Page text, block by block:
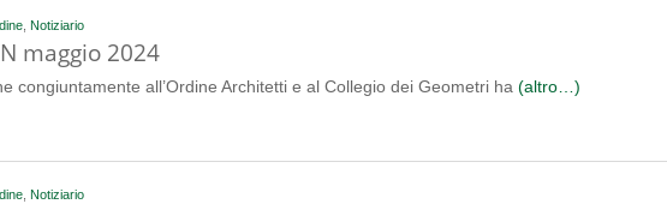
, Notiziario
maggio 2024
congiuntamente all’Ordine Architetti e al Collegio dei Geometri ha (altro…)
, Notiziario